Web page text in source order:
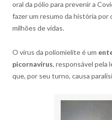
oral da pólio para prevenir a
fazer um resumo da história
milhões de vidas.
O vírus da poliomielite é um
picornavírus, responsável pela
que, por seu turno, causa